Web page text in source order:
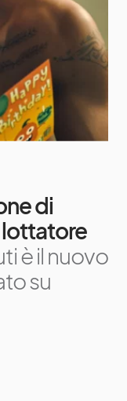
di
lottatore
è il nuovo
su